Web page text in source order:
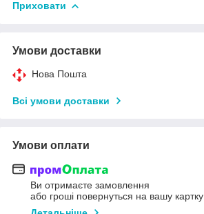
Приховати
Умови доставки
Нова Пошта
Всі умови доставки
Умови оплати
Ви отримаєте замовлення
або гроші повернуться на вашу картку